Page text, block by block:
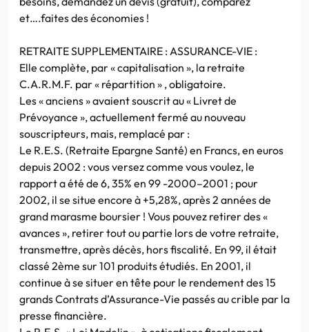
et….faites des économies !
RETRAITE SUPPLEMENTAIRE : ASSURANCE-VIE :
Elle complète, par « capitalisation », la retraite
C.A.R.M.F. par « répartition » , obligatoire.
Les « anciens » avaient souscrit au « Livret de
Prévoyance », actuellement fermé au nouveau
souscripteurs, mais, remplacé par :
Le R.E.S. (Retraite Epargne Santé) en Francs, en euros
depuis 2002 : vous versez comme vous voulez, le
rapport a été de 6, 35% en 99 -2000–2001 ; pour
2002, il se situe encore à +5,28%, après 2 années de
grand marasme boursier ! Vous pouvez retirer des «
avances », retirer tout ou partie lors de votre retraite,
transmettre, après décès, hors fiscalité. En 99, il était
classé 2ème sur 101 produits étudiés. En 2001, il
continue à se situer en tête pour le rendement des 15
grands Contrats d’Assurance-Vie passés au crible par la
presse financière.